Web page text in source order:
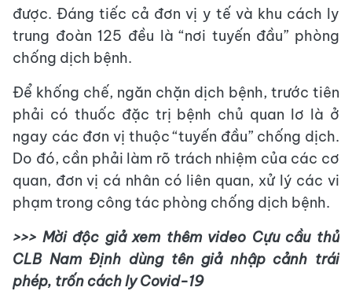
được. Đáng tiếc cả đơn vị y tế và khu cách ly
trung đoàn 125 đều là “nơi tuyến đầu” phòng
chống dịch bệnh.
Để khống chế, ngăn chặn dịch bệnh, trước tiên
phải có thuốc đặc trị bệnh chủ quan lơ là ở
ngay các đơn vị thuộc “tuyến đầu” chống dịch.
Do đó, cần phải làm rõ trách nhiệm của các cơ
quan, đơn vị cá nhân có liên quan, xử lý các vi
phạm trong công tác phòng chống dịch bệnh.
>>> Mời độc giả xem thêm video Cựu cầu thủ
CLB Nam Định dùng tên giả nhập cảnh trái
phép, trốn cách ly Covid-19